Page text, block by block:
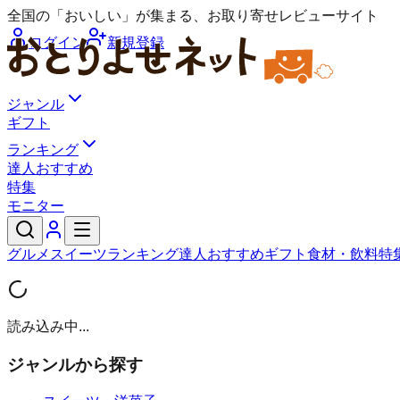
全国の「おいしい」が集まる、お取り寄せレビューサイト
ログイン
新規登録
ジャンル
ギフト
ランキング
達人おすすめ
特集
モニター
グルメ スイーツランキング達人おすすめギフト 食材・飲料特
読み込み中...
ジャンルから探す